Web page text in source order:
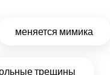
меняется мимика
трещины